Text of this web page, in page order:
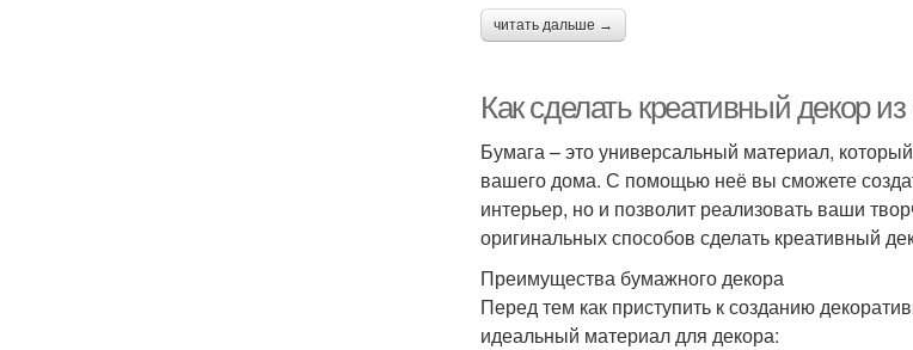
читать дальше →
Как сделать креативный декор
Бумага – это универсальный материал,
вашего дома. С помощью неё вы сможете
интерьер, но и позволит реализовать ваши
оригинальных способов сделать креативный
Преимущества бумажного декора
Перед тем как приступить к созданию
идеальный материал для декора: